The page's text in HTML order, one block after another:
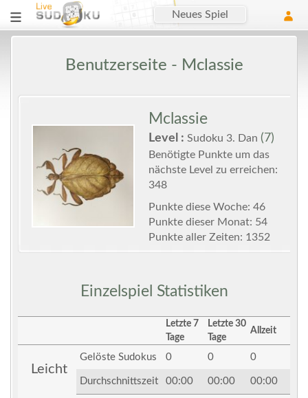
Neues Spiel
Benutzerseite - Mclassie
Mclassie
Level : Sudoku 3. Dan (7)
Benötigte Punkte um das
nächste Level zu erreichen:
348
Punkte diese Woche: 46
Punkte dieser Monat: 54
Punkte aller Zeiten: 1352
Einzelspiel Statistiken
Letzte 7
Tage
Letzte 30
Tage
Allzeit
Leicht
Gelöste Sudokus 0 0 0
Durchschnittszeit 00:00 00:00 00:00